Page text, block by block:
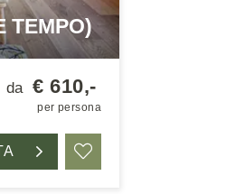
TEMPO)
da € 610,-
per persona